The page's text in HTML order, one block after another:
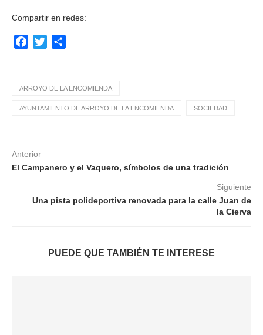
Compartir en redes:
Facebook
Twitter
ARROYO DE LA ENCOMIENDA
AYUNTAMIENTO DE ARROYO DE LA ENCOMIENDA SOCIEDAD
Anterior
El Campanero y el Vaquero, símbolos de una tradición
Siguiente
Una pista polideportiva renovada para la calle Juan de
la Cierva
PUEDE QUE TAMBIÉN TE INTERESE